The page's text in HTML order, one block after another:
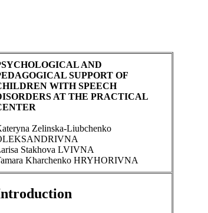
AND
SUPPORT OF
WITH SPEECH
AT THE PRACTICAL
Zelinska-Liubchenko
Stakhova LVIVNA
Kharchenko HRYHORIVNA